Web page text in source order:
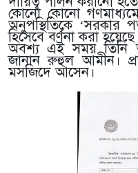
কোনো কোনো
অনুপস্থিতিকে ‘সরকার
হিসেবে বর্ণনা করা
অবশ্য এই সময় তিনি
জানান রুহুল আমীন।
মসজিদে আসেন।